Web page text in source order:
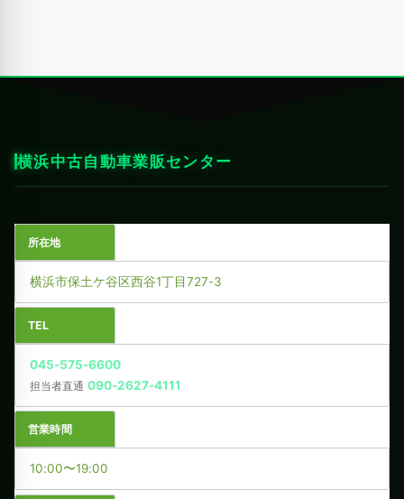
横浜中古自動車業販センター
所在地
横浜市保土ケ谷区西谷1丁目727-3
TEL
045-575-6600
担当者直通 090-2627-4111
営業時間
10:00〜19:00